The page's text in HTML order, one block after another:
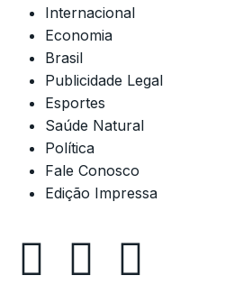
Internacional
Economia
Brasil
Publicidade Legal
Esportes
Saúde Natural
Política
Fale Conosco
Edição Impressa